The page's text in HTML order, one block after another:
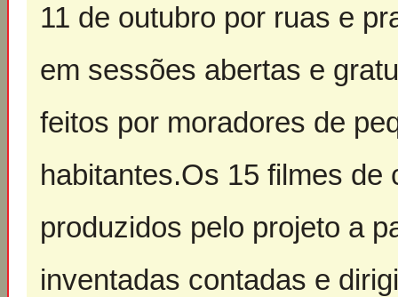
11 de outubro por ruas e
em sessões abertas e
feitos por moradores de
habitantes.Os 15 filmes de
produzidos pelo projeto a
inventadas contadas e